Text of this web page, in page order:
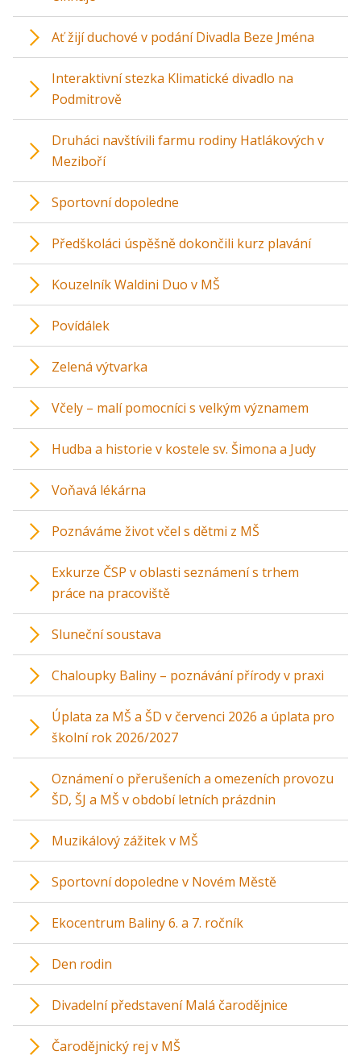
Ať žijí duchové v podání Divadla Beze Jména
Interaktivní stezka Klimatické divadlo na
Podmitrově
Druháci navštívili farmu rodiny Hatlákových v
Meziboří
Sportovní dopoledne
Předškoláci úspěšně dokončili kurz plavání
Kouzelník Waldini Duo v MŠ
Povídálek
Zelená výtvarka
Včely – malí pomocníci s velkým významem
Hudba a historie v kostele sv. Šimona a Judy
Voňavá lékárna
Poznáváme život včel s dětmi z MŠ
Exkurze ČSP v oblasti seznámení s trhem
práce na pracoviště
Sluneční soustava
Chaloupky Baliny – poznávání přírody v praxi
Úplata za MŠ a ŠD v červenci 2026 a úplata pro
školní rok 2026/2027
Oznámení o přerušeních a omezeních provozu
ŠD, ŠJ a MŠ v období letních prázdnin
Muzikálový zážitek v MŠ
Sportovní dopoledne v Novém Městě
Ekocentrum Baliny 6. a 7. ročník
Den rodin
Divadelní představení Malá čarodějnice
Čarodějnický rej v MŠ